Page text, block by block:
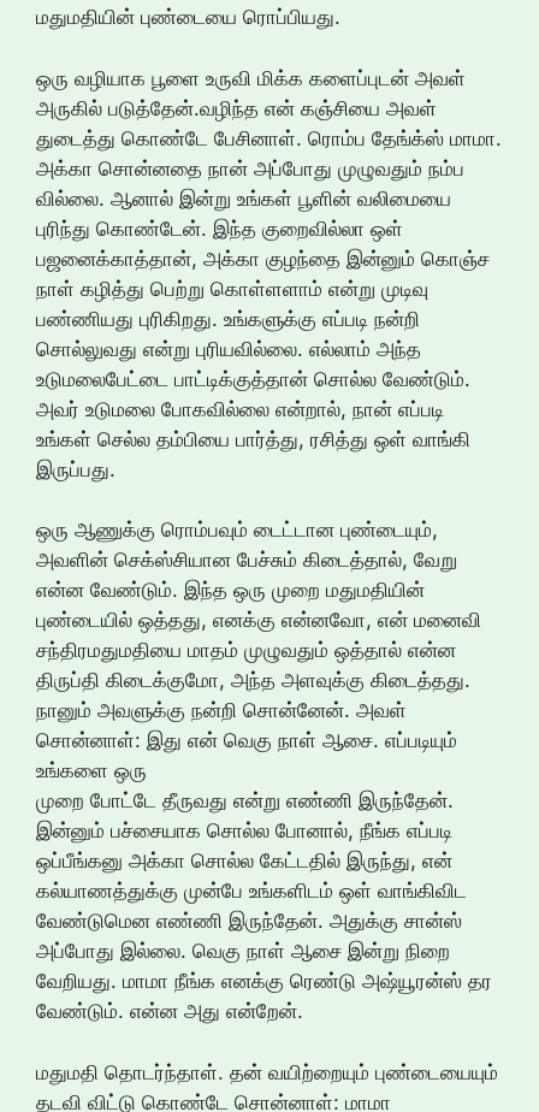
மதுமதியின் புண்டையை ரொப்பியது.
ஒரு வழியாக பூளை உருவி மிக்க களைப்புடன் அவள்
அருகில் படுத்தேன்.வழிந்த என் கஞ்சியை அவள்
துடைத்து கொண்டே பேசினாள். ரொம்ப தேங்க்ஸ் மாமா.
அக்கா சொன்னதை நான் அப்போது முழுவதும் நம்ப
வில்லை. ஆனால் இன்று உங்கள் பூளின் வலிமையை
புரிந்து கொண்டேன். இந்த குறைவில்லா ஒள்
பஜனைக்காத்தான், அக்கா குழந்தை இன்னும் கொஞ்ச
நாள் கழித்து பெற்று கொள்ளளாம் என்று முடிவு
பண்ணியது புரிகிறது. உங்களுக்கு எப்படி நன்றி
சொல்லுவது என்று புரியவில்லை. எல்லாம் அந்த
உடுமலைபேட்டை பாட்டிக்குத்தான் சொல்ல வேண்டும்.
அவர் உடுமலை போகவில்லை என்றால், நான் எப்படி
உங்கள் செல்ல தம்பியை பார்த்து, ரசித்து ஒள் வாங்கி
இருப்பது.
ஒரு ஆணுக்கு ரொம்பவும் டைட்டான புண்டையும்,
அவளின் செக்ஸ்சியான பேச்சும் கிடைத்தால், வேறு
என்ன வேண்டும். இந்த ஒரு முறை மதுமதியின்
புண்டையில் ஒத்தது, எனக்கு என்னவோ, என் மனைவி
சந்திரமதுமதியை மாதம் முழுவதும் ஒத்தால் என்ன
திருப்தி கிடைக்குமோ, அந்த அளவுக்கு கிடைத்தது.
நானும் அவளுக்கு நன்றி சொன்னேன். அவள்
சொன்னாள்: இது என் வெகு நாள் ஆசை. எப்படியும்
உங்களை ஒரு
முறை போட்டே தீருவது என்று எண்ணி இருந்தேன்.
இன்னும் பச்சையாக சொல்ல போனால், நீங்க எப்படி
ஒப்பீங்கனு அக்கா சொல்ல கேட்டதில் இருந்து, என்
கல்யாணத்துக்கு முன்பே உங்களிடம் ஒள் வாங்கிவிட
வேண்டுமென எண்ணி இருந்தேன். அதுக்கு சான்ஸ்
அப்போது இல்லை. வெகு நாள் ஆசை இன்று நிறை
வேறியது. மாமா நீங்க எனக்கு ரெண்டு அஷ்யூரன்ஸ் தர
வேண்டும். என்ன அது என்றேன்.
மதுமதி தொடர்ந்தாள். தன் வயிற்றையும் புண்டையையும்
தடவி விட்டு கொண்டே சொன்னாள்: மாமா